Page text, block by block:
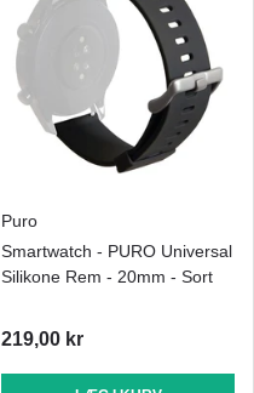
Puro
Smartwatch - PURO Universal
Silikone Rem - 20mm - Sort
219,00 kr